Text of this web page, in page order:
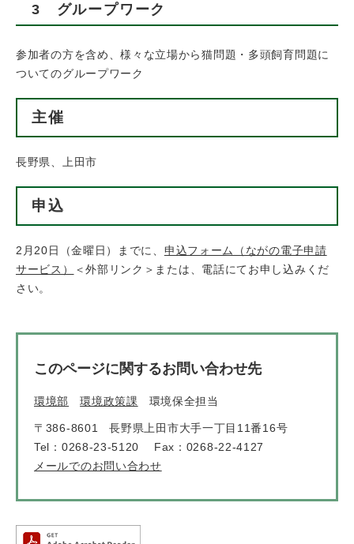
3 グループワーク
参加者の方を含め、様々な立場から猫問題・多頭飼育問題に
ついてのグループワーク
主催
長野県、上田市
申込
2月20日（金曜日）までに、 申込フォーム（ながの電子申請
サービス）
＜外部リンク＞ または、電話にてお申し込みくだ
さい。
このページに関するお問い合わせ先
環境部 環境政策課 環境保全担当
〒386-8601
長野県上田市大手一丁目11番16号
Tel：0268-23-5120
Fax：0268-22-4127
メールでのお問い合わせ